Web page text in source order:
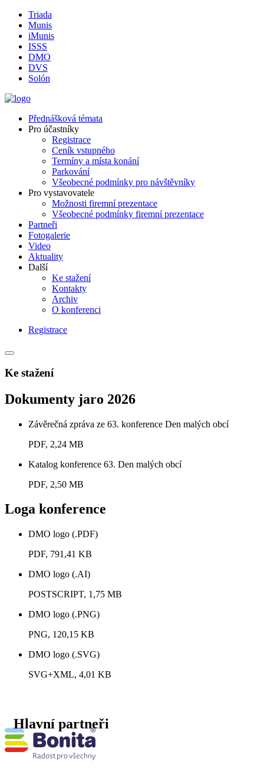
Triada
Munis
iMunis
ISSS
DMO
DVS
Solón
Přednášková témata
Pro účastníky
Registrace
Ceník vstupného
Termíny a místa konání
Parkování
Všeobecné podmínky pro návštěvníky
Pro vystavovatele
Možnosti firemní prezentace
Všeobecné podmínky firemní prezentace
Partneři
Fotogalerie
Video
Aktuality
Další
Ke stažení
Kontakty
Archiv
O konferenci
Registrace
Ke stažení
Dokumenty jaro 2026
Závěrečná zpráva ze 63. konference Den malých obcí
PDF, 2,24 MB
Katalog konference 63. Den malých obcí
PDF, 2,50 MB
Loga konference
DMO logo (.PDF)
PDF, 791,41 KB
DMO logo (.AI)
POSTSCRIPT, 1,75 MB
DMO logo (.PNG)
PNG, 120,15 KB
DMO logo (.SVG)
SVG+XML, 4,01 KB
Hlavní partneři